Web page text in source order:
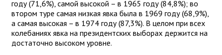
году (71,6%), самой высокой – в 1965 году (84,8%); во
втором туре самая низкая явка была в 1969 году (68,9%),
а самая высокая – в 1974 году (87,3%). В целом при всех
колебаниях явка на президентских выборах держится на
достаточно высоком уровне.